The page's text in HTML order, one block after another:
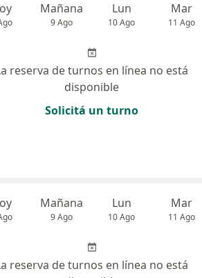
Mañana
9 Ago
Lun
10 Ago
Mar
11 Ago
reserva de turnos en línea no está
disponible
Solicitá un turno
Mañana
9 Ago
Lun
10 Ago
Mar
11 Ago
reserva de turnos en línea no está